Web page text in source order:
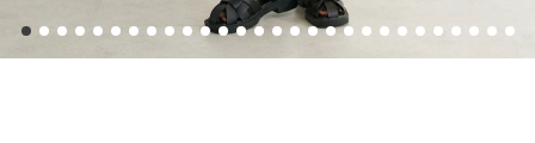
1 2 3 4 5 6 7 8 9 10 11 12 13 14 15 16 17 18 19 20 21 22 23 24 25 26 27